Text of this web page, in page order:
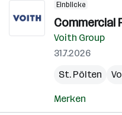
Einblicke
Commercial
Voith Group
31.7.2026
St. Pölten
Merken